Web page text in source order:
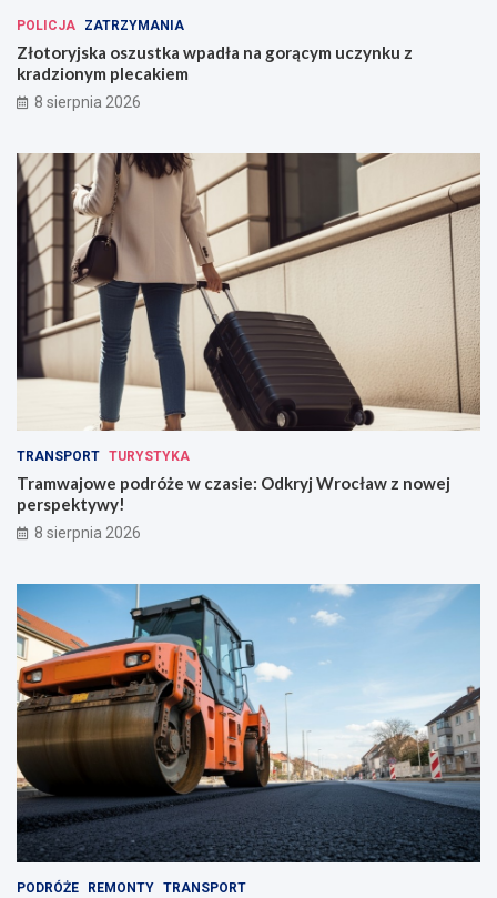
POLICJA ZATRZYMANIA
Złotoryjska oszustka wpadła na gorącym uczynku z
kradzionym plecakiem
8 sierpnia 2026
TRANSPORT TURYSTYKA
Tramwajowe podróże w czasie: Odkryj Wrocław z nowej
perspektywy!
8 sierpnia 2026
PODRÓŻE REMONTY TRANSPORT